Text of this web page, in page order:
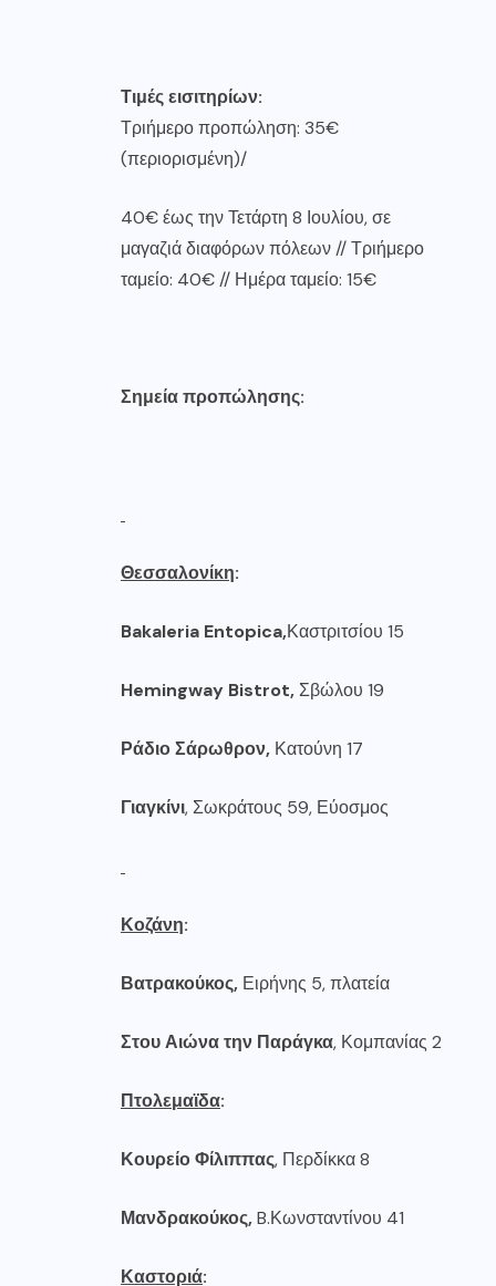
Τιμέςεισιτηρίων:
Τριήμερο προπώληση: 35€
(περιορισμένη)/
40€ έως την Τετάρτη 8 Ιουλίου, σε
μαγαζιά διαφόρων πόλεων // Τριήμερο
ταμείο: 40€ // Ημέρα ταμείο: 15€
Σημεία προπώλησης:
Θεσσαλονίκη:
Bakaleria Entopica,Καστριτσίου 15
Hemingway Bistrot,Σβώλου 19
Ράδιο Σάρωθρον, Κατούνη 17
Γιαγκίνι, Σωκράτους 59, Εύοσμος
Κοζάνη:
Βατρακούκος, Ειρήνης 5, πλατεία
Στου Αιώνα την Παράγκα, Κομπανίας 2
Πτολεμαϊδα:
Κουρείο Φίλιππας, Περδίκκα 8
Μανδρακούκος,B.Κωνσταντίνου 41
Καστοριά: